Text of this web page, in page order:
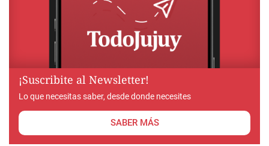
¡Suscribite al Newsletter!
Lo que necesitas saber, desde donde necesites
SABER MÁS